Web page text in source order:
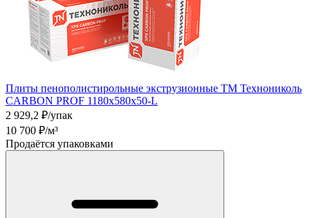
Плиты пенополистирольные экструзионные ТМ Технониколь
CARBON PROF 1180х580х50-L
2 929,2 ₽/упак
10 700 ₽/м³
Продаётся упаковками